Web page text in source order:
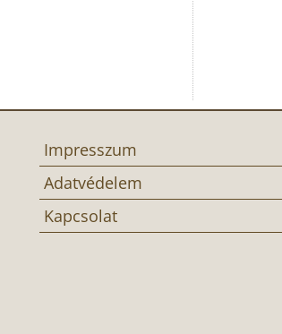
Impresszum
Adatvédelem
Kapcsolat